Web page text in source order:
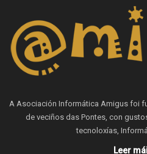
A Asociación Informática Amigus foi
de veciños das Pontes, con
tecnoloxías,
Leer